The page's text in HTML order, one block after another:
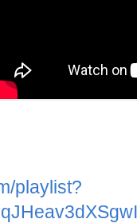
playlist?